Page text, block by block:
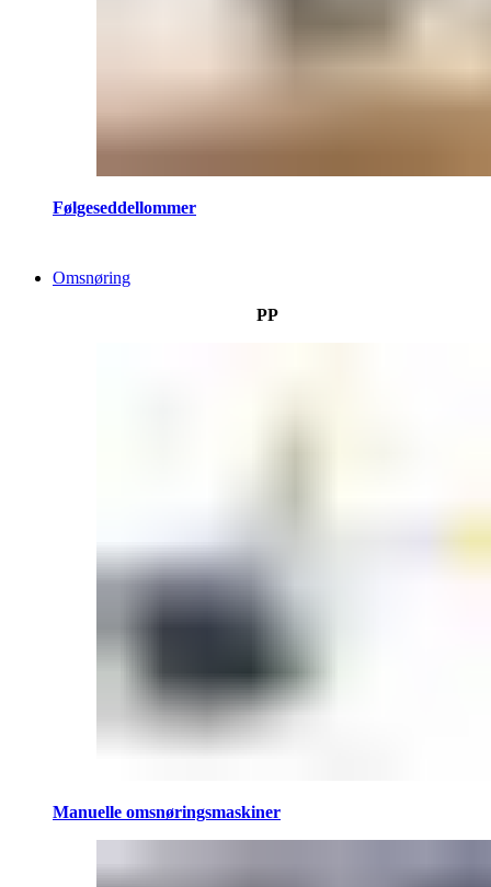
Følgeseddellommer
Omsnøring
PP
Manuelle omsnøringsmaskiner